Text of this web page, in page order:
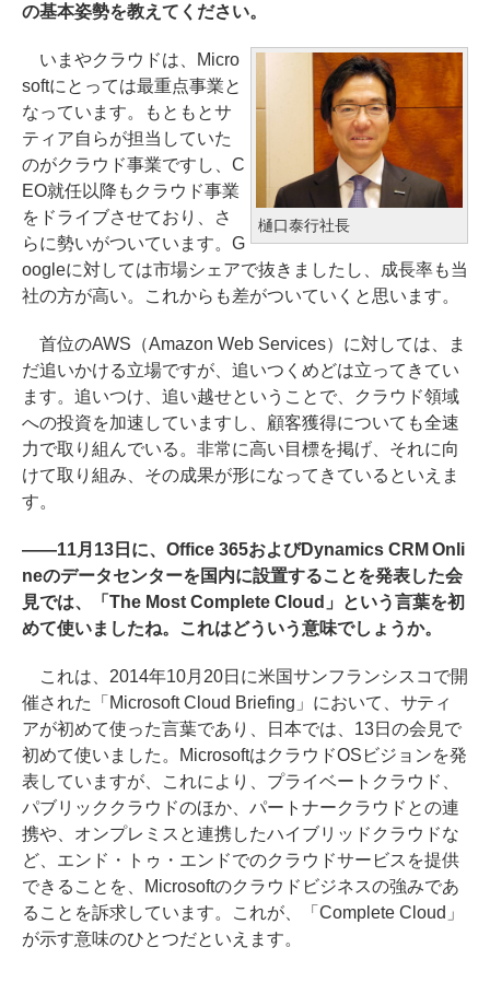
の基本姿勢を教えてください。
樋口泰行社長
いまやクラウドは、Micro
softにとっては最重点事業と
なっています。もともとサ
ティア自らが担当していた
のがクラウド事業ですし、C
EO就任以降もクラウド事業
をドライブさせており、さ
らに勢いがついています。G
oogleに対しては市場シェアで抜きましたし、成長率も当
社の方が高い。これからも差がついていくと思います。
首位のAWS（Amazon Web Services）に対しては、ま
だ追いかける立場ですが、追いつくめどは立ってきてい
ます。追いつけ、追い越せということで、クラウド領域
への投資を加速していますし、顧客獲得についても全速
力で取り組んでいる。非常に高い目標を掲げ、それに向
けて取り組み、その成果が形になってきているといえま
す。
――11月13日に、Office 365およびDynamics CRM Onli
neのデータセンターを国内に設置することを発表した会
見では、「The Most Complete Cloud」という言葉を初
めて使いましたね。これはどういう意味でしょうか。
これは、2014年10月20日に米国サンフランシスコで開
催された「Microsoft Cloud Briefing」において、サティ
アが初めて使った言葉であり、日本では、13日の会見で
初めて使いました。MicrosoftはクラウドOSビジョンを発
表していますが、これにより、プライベートクラウド、
パブリッククラウドのほか、パートナークラウドとの連
携や、オンプレミスと連携したハイブリッドクラウドな
ど、エンド・トゥ・エンドでのクラウドサービスを提供
できることを、Microsoftのクラウドビジネスの強みであ
ることを訴求しています。これが、「Complete Cloud」
が示す意味のひとつだといえます。